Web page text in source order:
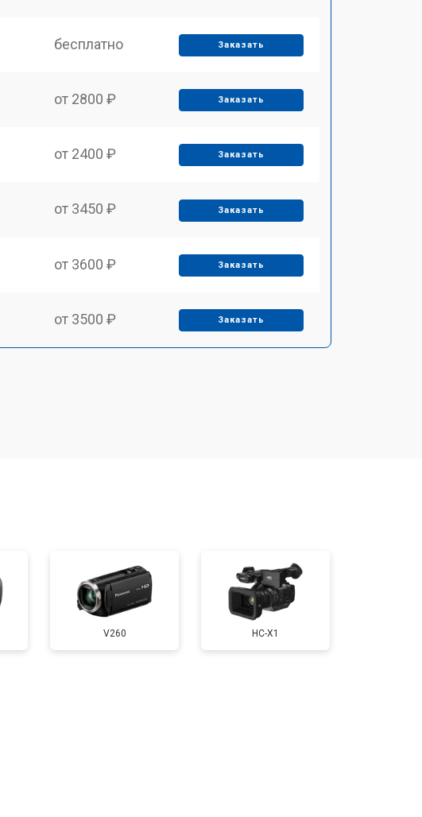
бесплатно Заказать
от 2800 ₽ Заказать
от 2400 ₽ Заказать
от 3450 ₽ Заказать
от 3600 ₽ Заказать
от 3500 ₽ Заказать
V260 HC-X1